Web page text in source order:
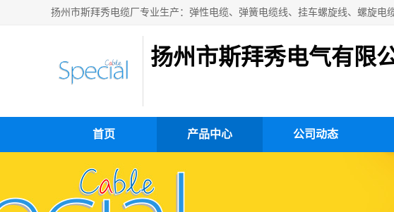
扬州市斯拜秀电气有限
首页 产品中心 公司动态